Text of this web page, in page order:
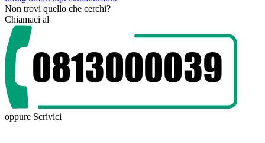
Non trovi quello che cerchi?
Chiamaci al
oppure Scrivici